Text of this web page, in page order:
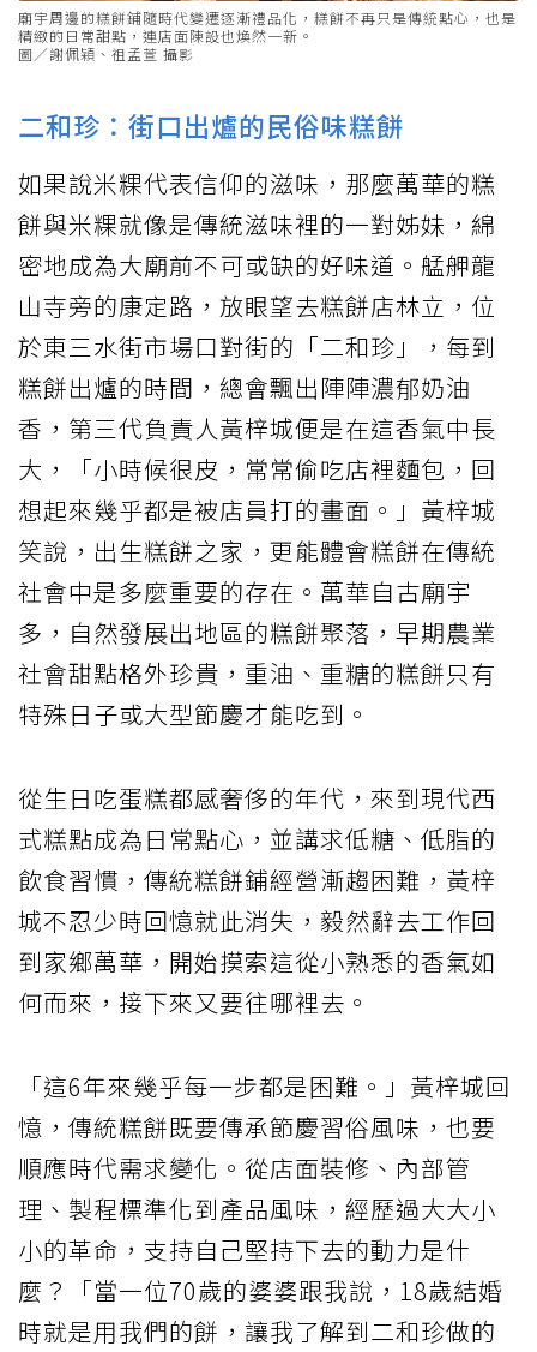
廟宇周邊的糕餅鋪隨時代變遷逐漸禮品化，糕餅不再只是傳統點心，也是
精緻的日常甜點，連店面陳設也煥然一新。
圖／謝佩穎、祖孟萱 攝影
二和珍：街口出爐的民俗味糕餅
如果說米粿代表信仰的滋味，那麼萬華的糕
餅與米粿就像是傳統滋味裡的一對姊妹，綿
密地成為大廟前不可或缺的好味道。艋舺龍
山寺旁的康定路，放眼望去糕餅店林立，位
於東三水街市場口對街的「二和珍」，每到
糕餅出爐的時間，總會飄出陣陣濃郁奶油
香，第三代負責人黃梓城便是在這香氣中長
大，「小時候很皮，常常偷吃店裡麵包，回
想起來幾乎都是被店員打的畫面。」黃梓城
笑說，出生糕餅之家，更能體會糕餅在傳統
社會中是多麼重要的存在。萬華自古廟宇
多，自然發展出地區的糕餅聚落，早期農業
社會甜點格外珍貴，重油、重糖的糕餅只有
特殊日子或大型節慶才能吃到。
從生日吃蛋糕都感奢侈的年代，來到現代西
式糕點成為日常點心，並講求低糖、低脂的
飲食習慣，傳統糕餅鋪經營漸趨困難，黃梓
城不忍少時回憶就此消失，毅然辭去工作回
到家鄉萬華，開始摸索這從小熟悉的香氣如
何而來，接下來又要往哪裡去。
「這6年來幾乎每一步都是困難。」黃梓城回
憶，傳統糕餅既要傳承節慶習俗風味，也要
順應時代需求變化。從店面裝修、內部管
理、製程標準化到產品風味，經歷過大大小
小的革命，支持自己堅持下去的動力是什
麼？「當一位70歲的婆婆跟我說，18歲結婚
時就是用我們的餅，讓我了解到二和珍做的